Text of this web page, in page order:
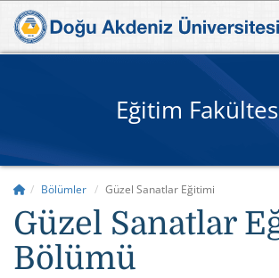
Eğitim
Bölümler Güzel Sanatlar Eğitimi
Güzel Sanatlar
Bölümü